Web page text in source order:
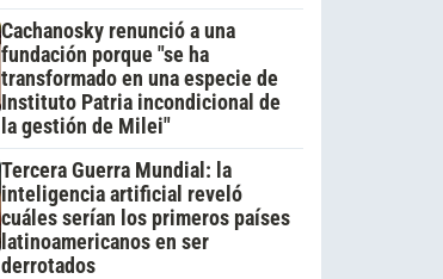
Cachanosky renunció a una
fundación porque "se ha
transformado en una especie de
Instituto Patria incondicional de
la gestión de Milei"
Tercera Guerra Mundial: la
inteligencia artificial reveló
cuáles serían los primeros países
latinoamericanos en ser
derrotados